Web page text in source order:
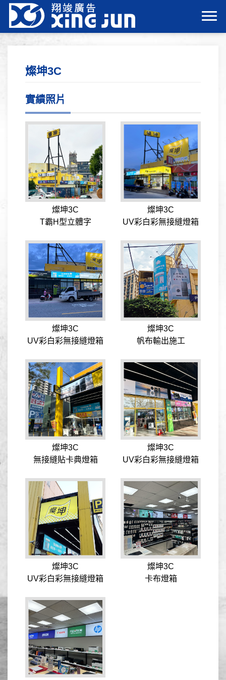
燦坤3C
實績照片
燦坤3C
T霸H型立體字
燦坤3C
UV彩白彩無接縫燈箱
燦坤3C
UV彩白彩無接縫燈箱
燦坤3C
帆布輸出施工
燦坤3C
無接縫貼卡典燈箱
燦坤3C
UV彩白彩無接縫燈箱
燦坤3C
UV彩白彩無接縫燈箱
燦坤3C
卡布燈箱